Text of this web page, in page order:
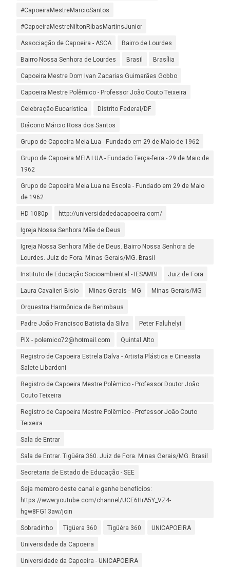
#CapoeiraMestreMarcioSantos
#CapoeiraMestreNiltonRibasMartinsJunior
Associação de Capoeira - ASCA Bairro de Lourdes
Bairro Nossa Senhora de Lourdes Brasil Brasília
Capoeira Mestre Dom Ivan Zacarias Guimarães Gobbo
Capoeira Mestre Polêmico - Professor João Couto Teixeira
Celebração Eucarística Distrito Federal/DF
Diácono Márcio Rosa dos Santos
Grupo de Capoeira Meia Lua - Fundado em 29 de Maio de 1962
Grupo de Capoeira MEIA LUA - Fundado Terça-feira - 29 de Maio de
1962
Grupo de Capoeira Meia Lua na Escola - Fundado em 29 de Maio
de 1962
HD 1080p http://universidadedacapoeira.com/
Igreja Nossa Senhora Mãe de Deus
Igreja Nossa Senhora Mãe de Deus. Bairro Nossa Senhora de
Lourdes. Juiz de Fora. Minas Gerais/MG. Brasil
Instituto de Educação Socioambiental - IESAMBI Juiz de Fora
Laura Cavalieri Bisio Minas Gerais - MG Minas Gerais/MG
Orquestra Harmônica de Berimbaus
Padre João Francisco Batista da Silva Peter Faluhelyi
PIX - polemico72@hotmail.com Quintal Alto
Registro de Capoeira Estrela Dalva - Artista Plástica e Cineasta
Salete Libardoni
Registro de Capoeira Mestre Polêmico - Professor Doutor João
Couto Teixeira
Registro de Capoeira Mestre Polêmico - Professor João Couto
Teixeira
Sala de Entrar
Sala de Entrar. Tigüéra 360. Juiz de Fora. Minas Gerais/MG. Brasil
Secretaria de Estado de Educação - SEE
Seja membro deste canal e ganhe benefícios:
https://www.youtube.com/channel/UCE6HrA5Y_VZ4-
hgw8FG13aw/join
Sobradinho Tigüera 360 Tigüéra 360 UNICAPOEIRA
Universidade da Capoeira
Universidade da Capoeira - UNICAPOEIRA